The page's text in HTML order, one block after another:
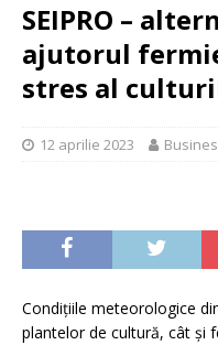
SEIPRO –
ajutorul
stres al
12 aprilie 2023
Condițiile meteorologice
plantelor de cultură, cât și